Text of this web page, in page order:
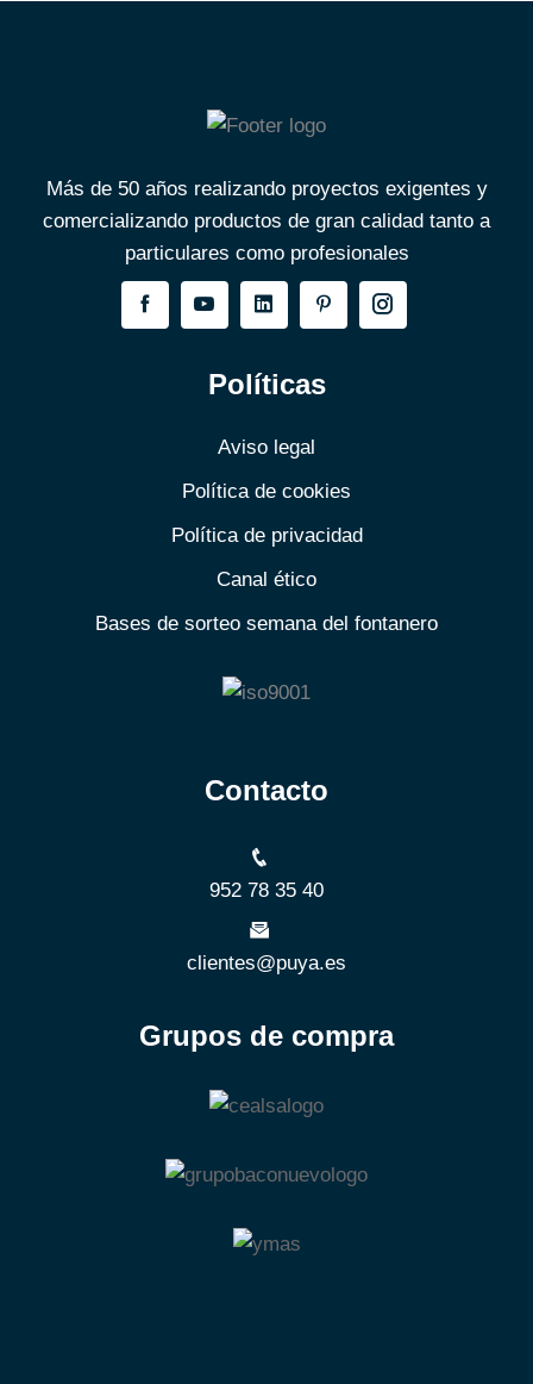
Más de 50 años realizando proyectos exigentes y
comercializando productos de gran calidad tanto a
particulares como profesionales
Políticas
Aviso legal
Política de cookies
Política de privacidad
Canal ético
Bases de sorteo semana del fontanero
Contacto
952 78 35 40
clientes@puya.es
Grupos de compra